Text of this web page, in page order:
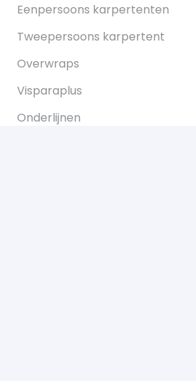
Eenpersoons karpertenten
Tweepersoons karpertent
Overwraps
Visparaplus
Onderlijnen